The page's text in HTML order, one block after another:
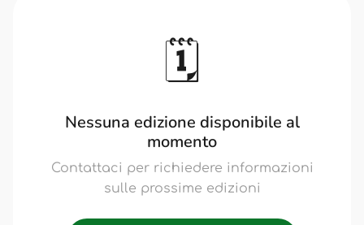
🗓️
Nessuna edizione disponibile al
momento
Contattaci per richiedere informazioni
sulle prossime edizioni